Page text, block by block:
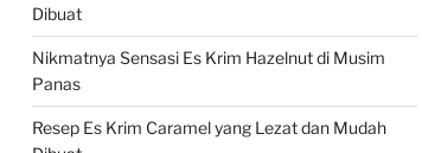
Dibuat
Nikmatnya Sensasi Es Krim Hazelnut di Musim
Panas
Resep Es Krim Caramel yang Lezat dan Mudah